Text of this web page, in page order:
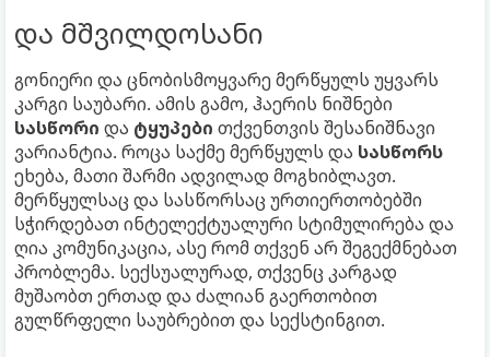
და მშვილდოსანი
გონიერი და ცნობისმოყვარე მერწყულს უყვარს
კარგი საუბარი. ამის გამო, ჰაერის ნიშნები
სასწორი და ტყუპები თქვენთვის შესანიშნავი
ვარიანტია. როცა საქმე მერწყულს და სასწორს
ეხება, მათი შარმი ადვილად მოგხიბლავთ.
მერწყულსაც და სასწორსაც ურთიერთობებში
სჭირდებათ ინტელექტუალური სტიმულირება და
ღია კომუნიკაცია, ასე რომ თქვენ არ შეგექმნებათ
პრობლემა. სექსუალურად, თქვენც კარგად
მუშაობთ ერთად და ძალიან გაერთობით
გულწრფელი საუბრებით და სექსტინგით.